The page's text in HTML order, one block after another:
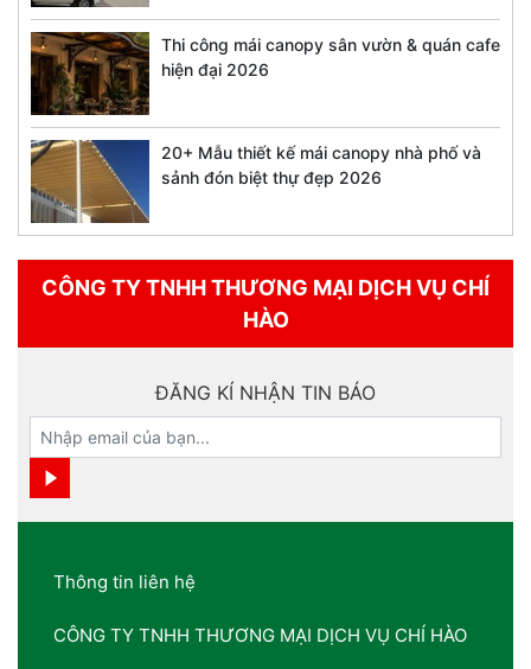
Thi công mái canopy sân vườn & quán cafe
hiện đại 2026
20+ Mẫu thiết kế mái canopy nhà phố và
sảnh đón biệt thự đẹp 2026
CÔNG TY TNHH THƯƠNG MẠI DỊCH VỤ CHÍ
HÀO
ĐĂNG KÍ NHẬN TIN BÁO
Thông tin liên hệ
CÔNG TY TNHH THƯƠNG MẠI DỊCH VỤ CHÍ HÀO